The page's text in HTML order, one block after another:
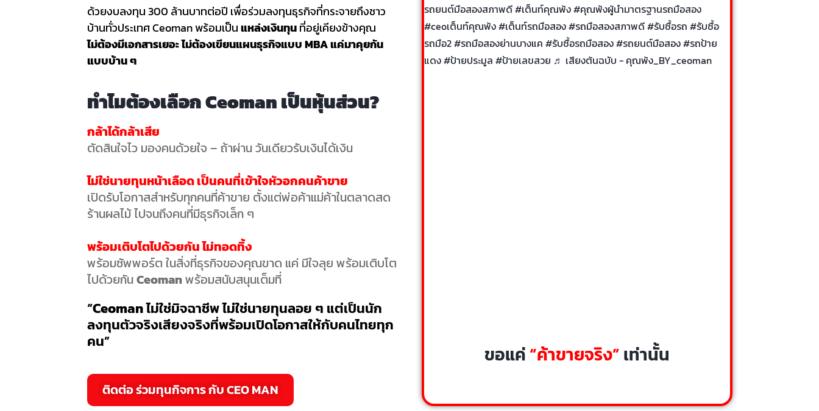
ด้วยงบลงทุน 300 ล้านบาทต่อปี เพื่อร่วมลงทุนธุรกิจที่กระจายถึงชาว
บ้านทั่วประเทศ Ceoman พร้อมเป็นแหล่งเงินทุนที่อยู่เคียงข้างคุณ
ไม่ต้องมีเอกสารเยอะ ไม่ต้องเขียนแผนธุรกิจแบบ MBA แค่มาคุยกัน
แบบบ้าน ๆ
ทำไมต้องเลือก Ceoman เป็นหุ้นส่วน?
กล้าได้กล้าเสีย
ตัดสินใจไว มองคนด้วยใจ – ถ้าผ่าน วันเดียวรับเงินได้เงิน
ไม่ใช่นายทุนหน้าเลือด เป็นคนที่เข้าใจหัวอกคนค้าขาย
เปิดรับโอกาสสำหรับทุกคนที่ค้าขาย ตั้งแต่พ่อค้าแม่ค้าในตลาดสด
ร้านผลไม้ ไปจนถึงคนที่มีธุรกิจเล็ก ๆ
พร้อมเติบโตไปด้วยกัน ไม่ทอดทิ้ง
พร้อมซัพพอร์ต ในสิ่งที่ธุรกิจของคุณขาด แค่ มีใจลุย พร้อมเติบโต
ไปด้วยกันCeomanพร้อมสนับสนุนเต็มที่
“Ceomanไม่ใช่มิจฉาชีพ ไม่ใช่นายทุนลอย ๆ แต่เป็นนัก
ลงทุนตัวจริงเสียงจริงที่พร้อมเปิดโอกาสให้กับคนไทยทุก
คน”
ติดต่อ ร่วมทุนกิจการ กับ CEO MAN
รถยนต์มือสองสภาพดี#เต็นท์คุณพ้ง#คุณพ้งผู้นํามาตรฐานรถมือสอง
#ceoเต็นท์คุณพ้ง#เต็นท์รถมือสอง#รถมือสองสภาพดี#รับซื้อรถ #รับซื้อ
รถมือ2#รถมือสองย่านบางแค #รับซื้อรถมือสอง#รถยนต์มือสอง#รถป้าย
แดง#ป้ายประมูล #ป้ายเลขสวย ♬ เสียงต้นฉบับ - คุณพ้ง_BY_ceoman
ขอแค่“ค้าขายจริง”เท่านั้น